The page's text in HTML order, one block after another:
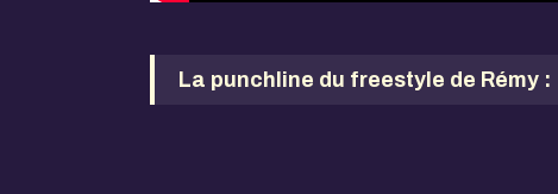
La punchline du freestyle de Rémy :